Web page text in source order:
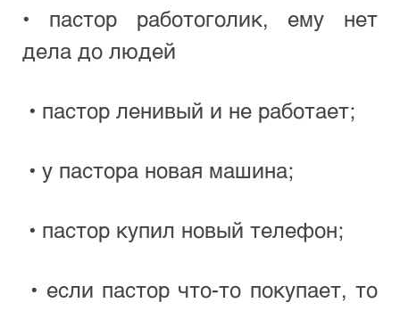
• пастор работоголик, ему нет
дела до людей
• пастор ленивый и не работает;
• у пастора новая машина;
• пастор купил новый телефон;